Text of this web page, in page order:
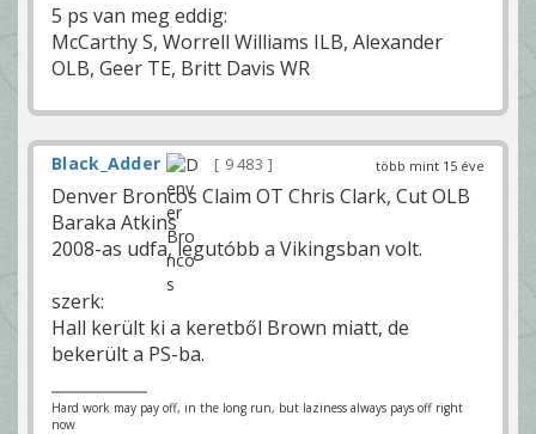
5 ps van meg eddig:
McCarthy S, Worrell Williams ILB, Alexander
OLB, Geer TE, Britt Davis WR
több mint 15 éve
Black_Adder 9 483
Denver Broncos Claim OT Chris Clark, Cut OLB
Baraka Atkins
2008-as udfa, legutóbb a Vikingsban volt.
szerk:
Hall került ki a keretből Brown miatt, de
bekerült a PS-ba.
Hard work may pay off, in the long run, but laziness always pays off right
now